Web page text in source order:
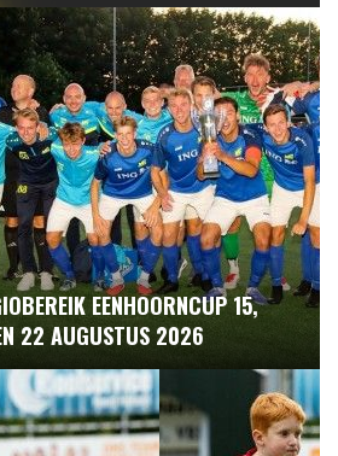
EENHOORNCUP 15,
22 AUGUSTUS 2026